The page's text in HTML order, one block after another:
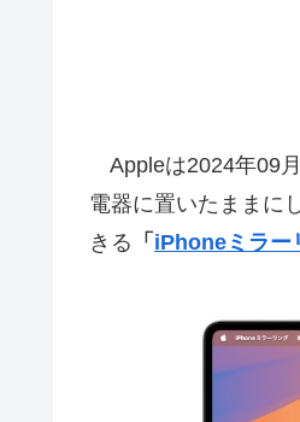
Appleは2024年09
電器に置いたままに
きる 「 iPhoneミラー